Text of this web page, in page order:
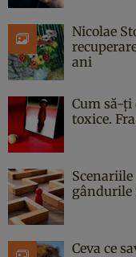
Nicolae
ani
Cum să-
toxice.
gândurile
Ceva ce